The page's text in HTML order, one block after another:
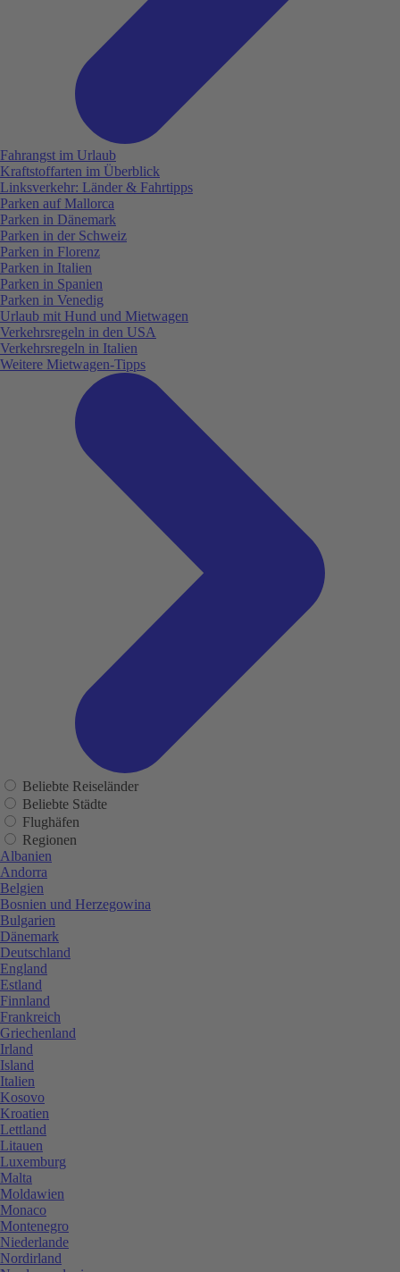
Fahrangst im Urlaub
Kraftstoffarten im Überblick
Linksverkehr: Länder & Fahrtipps
Parken auf Mallorca
Parken in Dänemark
Parken in der Schweiz
Parken in Florenz
Parken in Italien
Parken in Spanien
Parken in Venedig
Urlaub mit Hund und Mietwagen
Verkehrsregeln in den USA
Verkehrsregeln in Italien
Weitere Mietwagen-Tipps
Beliebte Reiseländer
Beliebte Städte
Flughäfen
Regionen
Albanien
Andorra
Belgien
Bosnien und Herzegowina
Bulgarien
Dänemark
Deutschland
England
Estland
Finnland
Frankreich
Griechenland
Irland
Island
Italien
Kosovo
Kroatien
Lettland
Litauen
Luxemburg
Malta
Moldawien
Monaco
Montenegro
Niederlande
Nordirland